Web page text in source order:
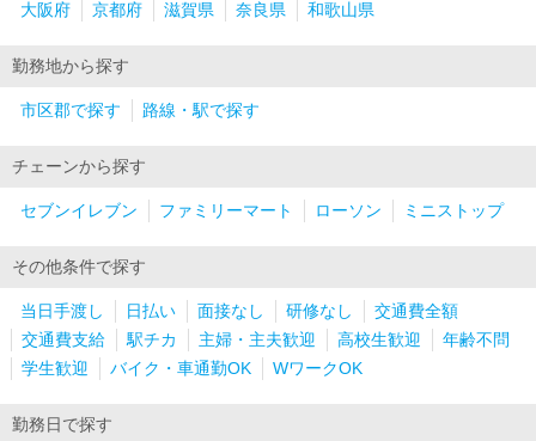
大阪府 京都府 滋賀県 奈良県 和歌山県
勤務地から探す
市区郡で探す 路線・駅で探す
チェーンから探す
セブンイレブン ファミリーマート ローソン ミニストップ
その他条件で探す
当日手渡し 日払い 面接なし 研修なし
交通費全額
交通費支給
駅チカ 主婦・主夫歓迎 高校生歓迎
年齢不問
学生歓迎
バイク・車通勤OK WワークOK
勤務日で探す